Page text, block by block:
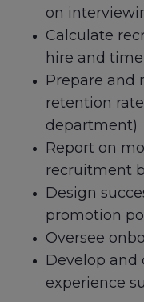
on
Calculate
hire and
Prepare and
retention
department)
Report on
recruitment
Design
promotion
Oversee
Develop
experience